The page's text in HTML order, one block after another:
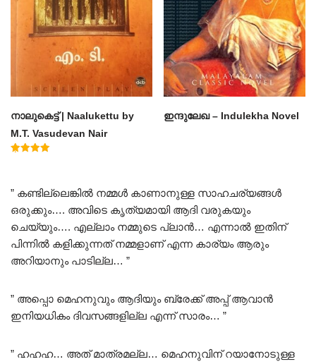
നാലുകെട്ട് | Naalukettu by
M.T. Vasudevan Nair
ഇന്ദുലേഖ – Indulekha Novel
” കണ്ടില്ലെങ്കിൽ നമ്മൾ കാണാനുള്ള സാഹചര്യങ്ങൾ
ഒരുക്കും…. അവിടെ കൃത്യമായി ആദി വരുകയും
ചെയ്യും…. എല്ലാം നമ്മുടെ പ്ലാൻ… എന്നാൽ ഇതിന്
പിന്നിൽ കളിക്കുന്നത് നമ്മളാണ് എന്ന കാര്യം ആരും
അറിയാനും പാടില്ല… ”
” അപ്പൊ മെഹനുവും ആദിയും ബ്രേക്ക്‌ അപ്പ്‌ ആവാൻ
ഇനിയധികം ദിവസങ്ങളില്ല എന്ന് സാരം… ”
” ഹഹഹ… അത് മാത്രമല്ല… മെഹനുവിന് റയാനോടുള്ള